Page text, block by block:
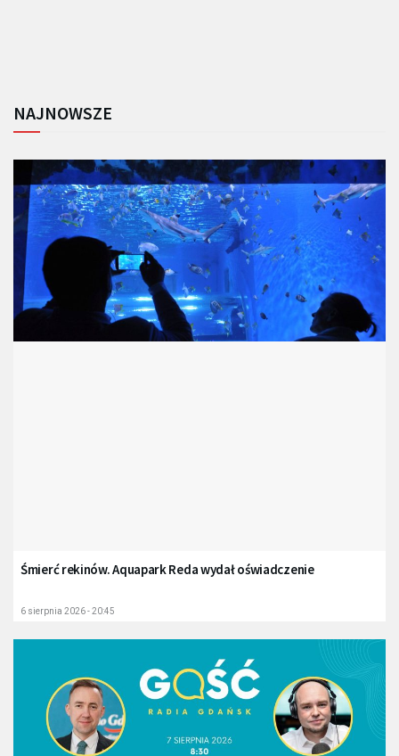
NAJNOWSZE
Śmierć rekinów. Aquapark Reda wydał oświadczenie
6 sierpnia 2026 - 20:45